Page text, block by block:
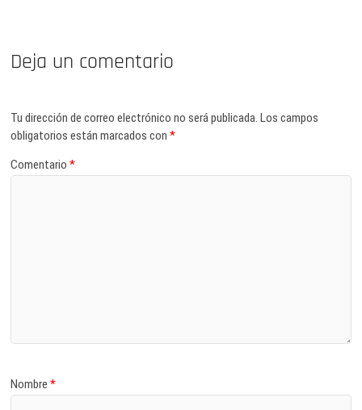
Deja un comentario
Tu dirección de correo electrónico no será publicada. Los campos
obligatorios están marcados con*
Comentario*
Nombre*